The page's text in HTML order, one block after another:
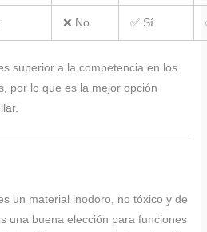
❌ No ✅ Sí
superior a la competencia en los
por lo que es la mejor opción
un material inodoro, no tóxico y de
una buena elección para funciones